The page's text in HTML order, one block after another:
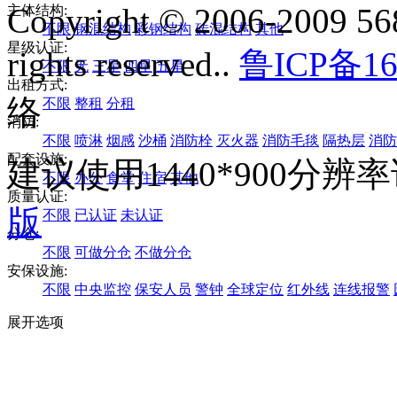
主体结构:
不限 钢混结构 彩钢结构 砖混结构 其他
星级认证:
不限 无 三星 四星 五星
出租方式:
不限 整租 分租
消防:
不限 喷淋 烟感 沙桶 消防栓 灭火器 消防毛毯 隔热层 消
配套设施:
不限 办公 食堂 住宿 其他
质量认证:
不限 已认证 未认证
分仓:
不限 可做分仓 不做分仓
安保设施:
不限 中央监控 保安人员 警钟 全球定位 红外线 连线报警
展开选项
Copyright © 2006-2009
rights reserved.. 鲁ICP备
络
建议使用1440*900分辨
版